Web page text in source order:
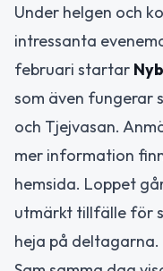
Under helgen och
intressanta
februari startar
som även fungerar
och Tjejvasan.
mer information
hemsida. Loppet
utmärkt tillfälle för
heja på deltagarna.